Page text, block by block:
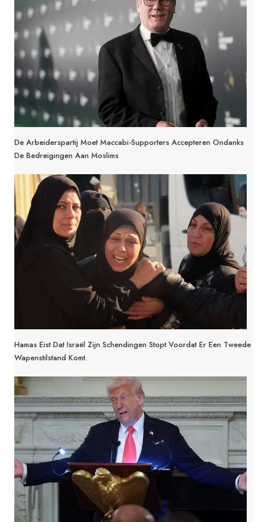
De Arbeiderspartij Moet Maccabi-Supporters Accepteren Ondanks
De Bedreigingen Aan Moslims
Hamas Eist Dat Israël Zijn Schendingen Stopt Voordat Er Een Tweede
Wapenstilstand Komt.